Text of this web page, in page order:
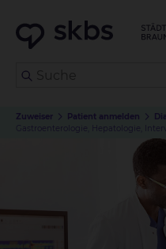
Zuweiser Patient anmelden
Gastroenterologie, Hepatologie,